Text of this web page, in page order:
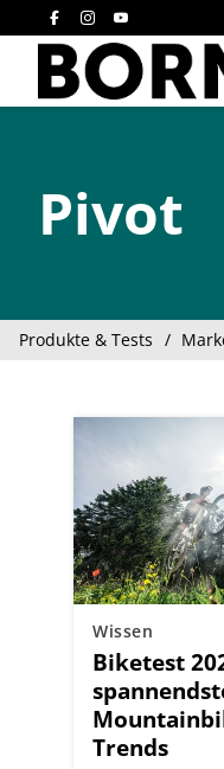
Pivot
Produkte & Tests
Wissen
Biketest
Trends